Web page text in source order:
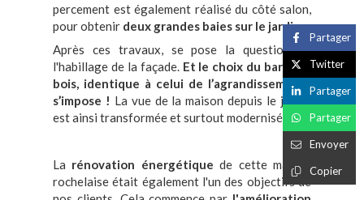
percement est également réalisé du côté salon,
pour obtenir deux grandes baies sur le jardin.
Après ces travaux, se pose la question de
l'habillage de la façade. Et le choix du bardage
bois, identique à celui de l’agrandissement*,
s’impose ! La vue de la maison depuis le jardin
est ainsi transformée et surtout modernisée.
La rénovation énergétique de cette maison
rochelaise était également l'un des objectifs de
Partager
Twitter
Partager
Partager
Envoyer
Copier